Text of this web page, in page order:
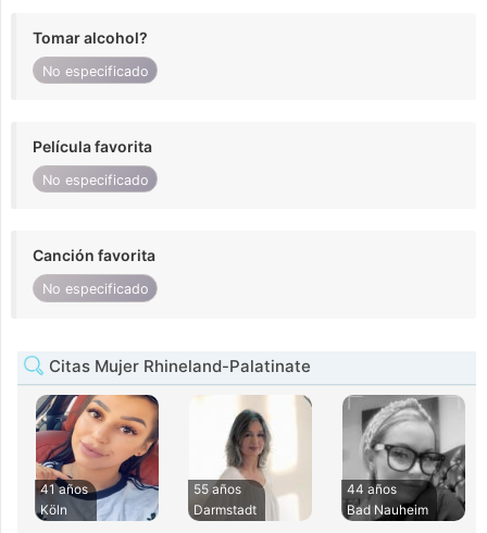
Tomar alcohol?
No especificado
Película favorita
No especificado
Canción favorita
No especificado
Citas Mujer Rhineland-Palatinate
41 años
Köln
55 años
Darmstadt
44 años
Bad Nauheim